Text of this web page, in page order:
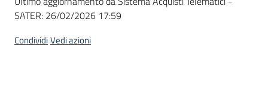
Piattaforme
telematiche
SATER: 26/02/2026 17:59
CondividiVedi azioni